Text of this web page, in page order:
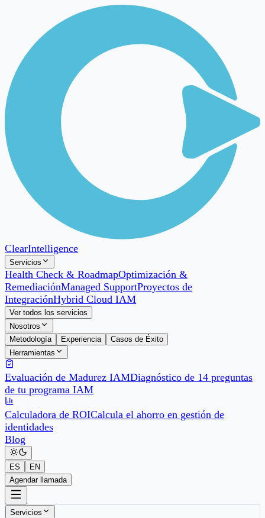
ClearIntelligence
Servicios
Health Check & RoadmapOptimización &
RemediaciónManaged SupportProyectos de
IntegraciónHybrid Cloud IAM
Ver todos los servicios
Nosotros
Metodología
Experiencia
Casos de Éxito
Herramientas
Evaluación de Madurez IAMDiagnóstico de 14 preguntas
de tu programa IAM
Calculadora de ROICalcula el ahorro en gestión de
identidades
Blog
ES
EN
Agendar llamada
Servicios